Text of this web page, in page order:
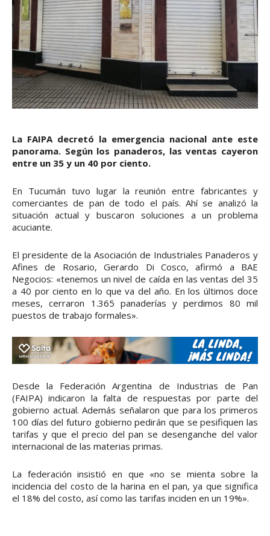
La FAIPA decretó la emergencia nacional ante este
panorama. Según los panaderos, las ventas cayeron
entre un 35 y un 40 por ciento.
En Tucumán tuvo lugar la reunión entre fabricantes y
comerciantes de pan de todo el país. Ahí se analizó la
situación actual y buscaron soluciones a un problema
acuciante.
El presidente de la Asociación de Industriales Panaderos y
Afines de Rosario, Gerardo Di Cosco, afirmó a BAE
Negocios: «tenemos un nivel de caída en las ventas del 35
a 40 por ciento en lo que va del año. En los últimos doce
meses, cerraron 1.365 panaderías y perdimos 80 mil
puestos de trabajo formales».
Desde la Federación Argentina de Industrias de Pan
(FAIPA) indicaron la falta de respuestas por parte del
gobierno actual. Además señalaron que para los primeros
100 días del futuro gobierno pedirán que se pesifiquen las
tarifas y que el precio del pan se desenganche del valor
internacional de las materias primas.
La federación insistió en que «no se mienta sobre la
incidencia del costo de la harina en el pan, ya que significa
el 18% del costo, así como las tarifas inciden en un 19%».